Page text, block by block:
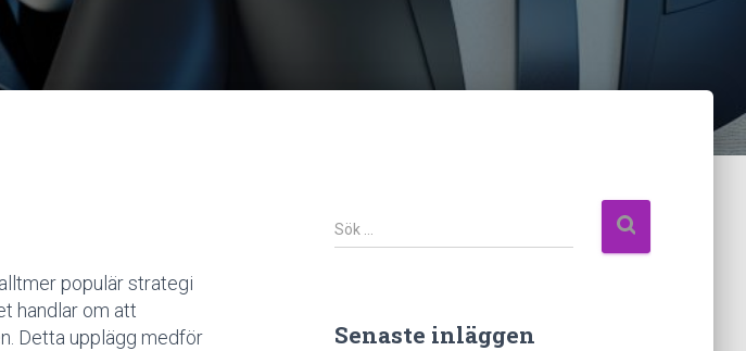
populär strategi
handlar om att
Detta upplägg medför
S
ö
f
Senaste inläggen